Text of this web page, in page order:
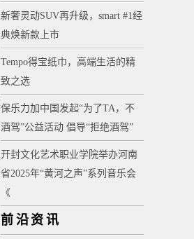
新奢灵动SUV再升级，smart #1经
典焕新款上市
Tempo得宝纸巾，高端生活的精
致之选
保乐力加中国发起“为了TA，不
酒驾”公益活动 倡导“拒绝酒驾”
开封文化艺术职业学院举办河南
省2025年“黄河之声”系列音乐会
《
前沿资讯